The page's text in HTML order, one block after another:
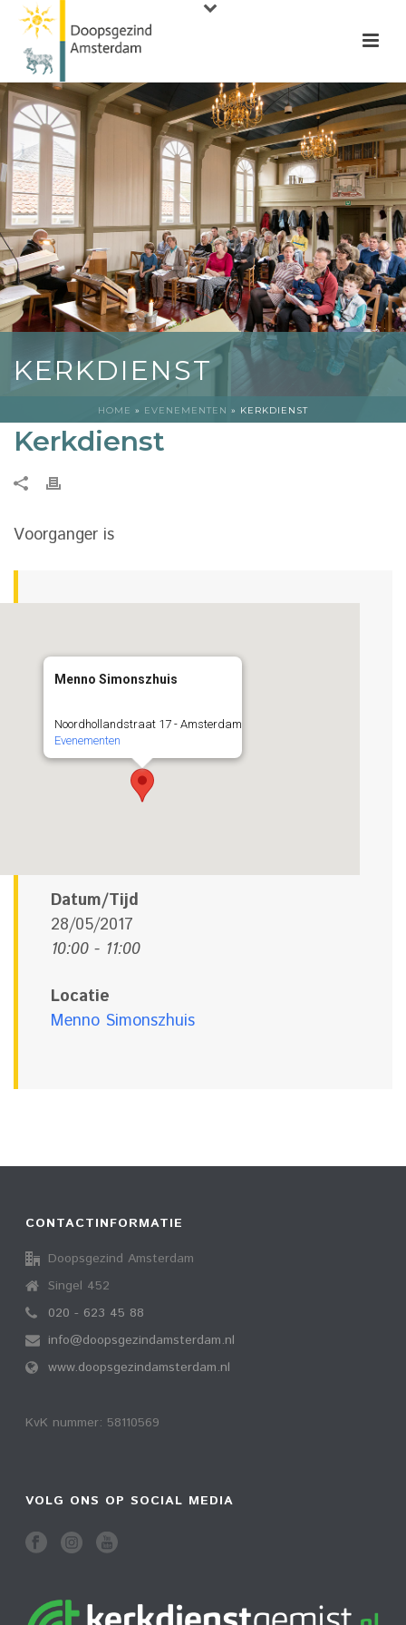
KERKDIENST
HOME » EVENEMENTEN » KERKDIENST
Kerkdienst
Voorganger is
Menno Simonszhuis
Noordhollandstraat 17 - Amsterdam
Evenementen
Datum/Tijd
28/05/2017
10:00 - 11:00
Locatie
Menno Simonszhuis
CONTACTINFORMATIE
Doopsgezind Amsterdam
Singel 452
020 - 623 45 88
info@doopsgezindamsterdam.nl
www.doopsgezindamsterdam.nl
KvK nummer: 58110569
VOLG ONS OP SOCIAL MEDIA